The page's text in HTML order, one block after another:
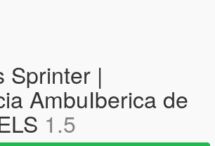
Sprinter |
AmbuIberica de
1.5